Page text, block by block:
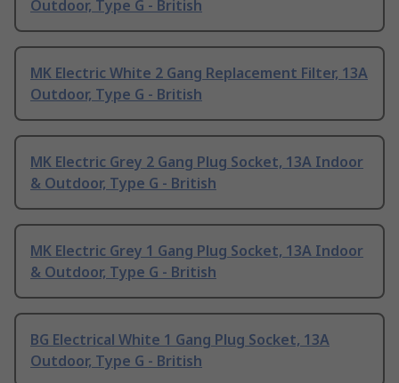
Outdoor, Type G - British
MK Electric White 2 Gang Replacement Filter, 13A
Outdoor, Type G - British
MK Electric Grey 2 Gang Plug Socket, 13A Indoor
& Outdoor, Type G - British
MK Electric Grey 1 Gang Plug Socket, 13A Indoor
& Outdoor, Type G - British
BG Electrical White 1 Gang Plug Socket, 13A
Outdoor, Type G - British